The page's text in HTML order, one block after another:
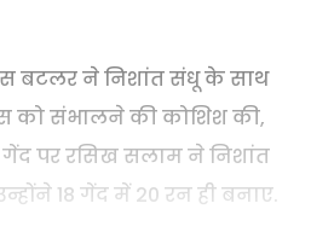
बटलर ने निशांत संधू के साथ
को संभालने की कोशिश की,
पर रसिख सलाम ने निशांत
18 गेंद में 20 रन ही बनाए.